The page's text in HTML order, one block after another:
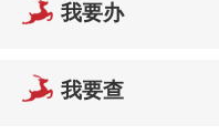
我要办
我要查